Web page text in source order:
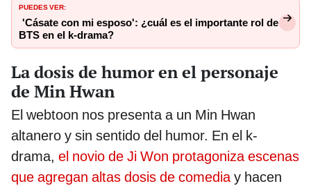
PUEDES VER:
'Cásate con mi esposo': ¿cuál es el importante rol de
BTS en el k-drama?
La dosis de humor en el personaje
de Min Hwan
El webtoon nos presenta a un Min Hwan
altanero y sin sentido del humor. En el k-
drama, el novio de Ji Won protagoniza escenas
que agregan altas dosis de comediay hacen